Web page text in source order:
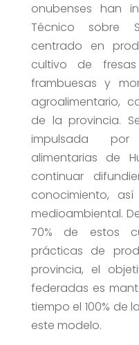
onubenses han
Técnico sobre
centrado en
cultivo de
frambuesas y
agroalimentario,
de la provincia.
impulsada por
alimentarias de
continuar
conocimiento,
medioambiental.
70% de estos
prácticas de
provincia, el
federadas es
tiempo el 100% de
este modelo.